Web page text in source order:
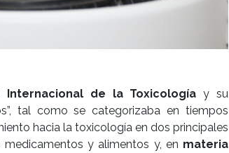
Internacional de la Toxicología y su
tal como se categorizaba en tiempos
hacia la toxicología en dos principales
y alimentos y, en materia